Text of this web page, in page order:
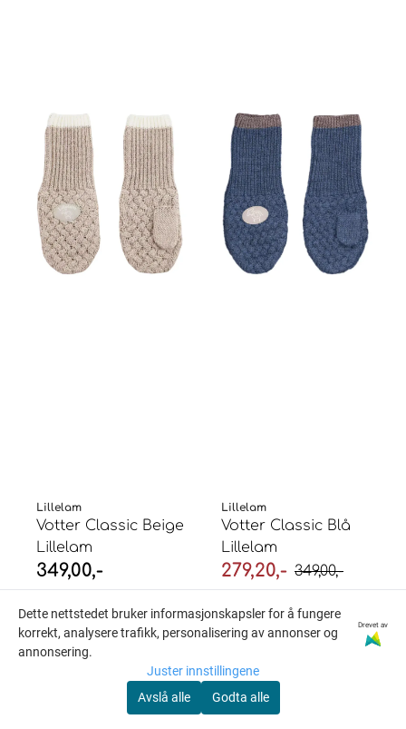
Lillelam
Votter Classic Beige
Lillelam
349,00,-
Kjøp
Lillelam
Votter Classic Blå
Lillelam
279,20,- 349,00,-
Dette nettstedet bruker informasjonskapsler for å fungere
korrekt, analysere trafikk, personalisering av annonser og
annonsering.
Drevet av
Juster innstillingene
Avslå alle
Godta alle